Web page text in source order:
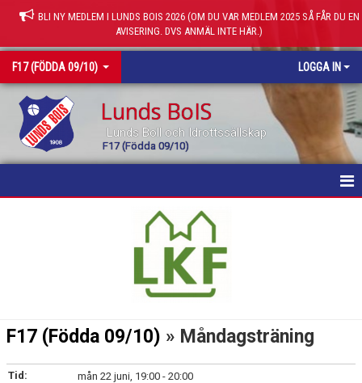
BLI NY MEDLEM I LUNDS BOIS 2026 (OM DU VAR MEDLEM 2025 SÅ FÅR DU EN
AVISERING. DVS ANMÄL INTE HÄR.)
F17 (FÖDDA 09/10) LOGGA IN
Lunds BoIS
Lunds Boll och Idrottssällskap
F17 (Födda 09/10)
F17 (Födda 09/10) » Måndagsträning
Tid:
mån 22 juni, 19:00 - 20:00